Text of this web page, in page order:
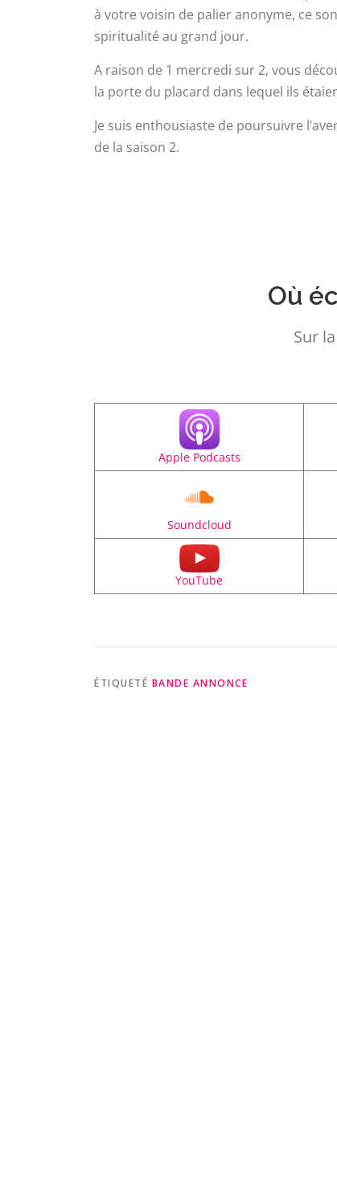
à votre voisin de palier anonyme, ce
spiritualité au grand jour.
A raison de 1 mercredi sur 2, vous
la porte du placard dans lequel ils
Je suis enthousiaste de poursuivre
de la saison 2.
Où
Sur
Apple Podcasts
Soundcloud
YouTube
ÉTIQUETÉ BANDE ANNONCE